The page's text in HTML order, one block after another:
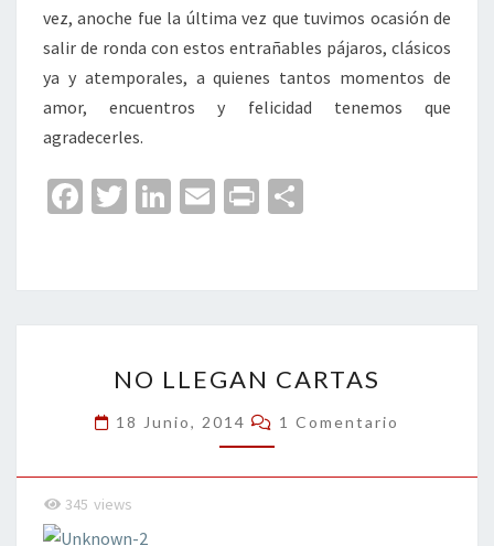
vez, anoche fue la última vez que tuvimos ocasión de
salir de ronda con estos entrañables pájaros, clásicos
ya y atemporales, a quienes tantos momentos de
amor, encuentros y felicidad tenemos que
agradecerles.
Fa
o
o
T
er
Li
dI
n
E
l
Pr
p
ar
tir
LLEGAN
CARTAS
NO LLEGAN CARTAS
18 Junio, 2014 Comentarios
1 Comentario
345 views